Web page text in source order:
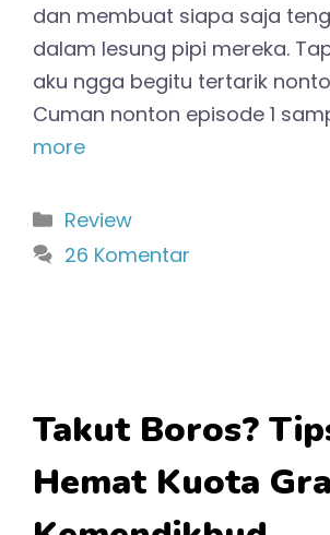
dan membuat siapa saja
dalam lesung pipi mereka.
aku ngga begitu tertarik
Cuman nonton episode 1
more
Kategori
Review
26 Komentar
Takut Boros?
Hemat Kuota